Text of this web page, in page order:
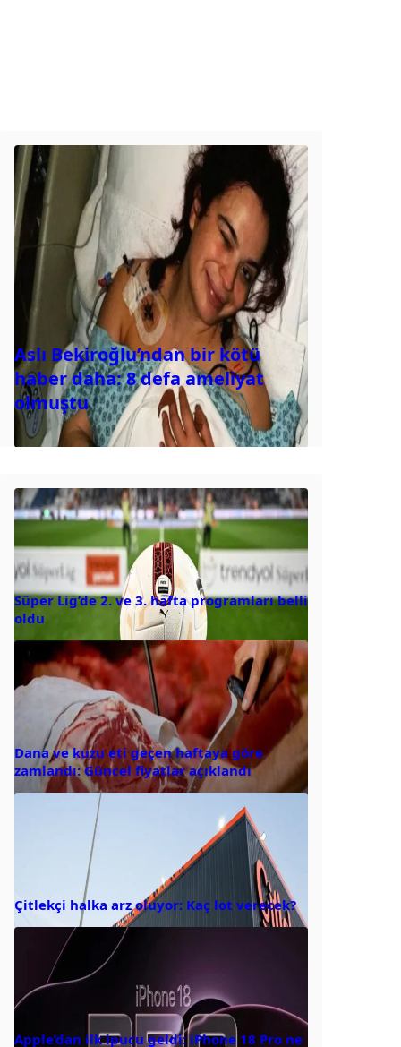
Aslı Bekiroğlu’ndan bir kötü
haber daha: 8 defa ameliyat
olmuştu
Süper Lig’de 2. ve 3. hafta programları belli
oldu
Dana ve kuzu eti geçen haftaya göre
zamlandı: Güncel fiyatlar açıklandı
Çitlekçi halka arz oluyor: Kaç lot verecek?
Apple’dan ilk ipucu geldi: iPhone 18 Pro ne